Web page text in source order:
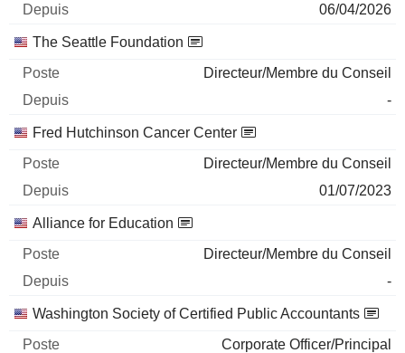
06/04/2026
The Seattle Foundation
Directeur/Membre du Conseil
-
Fred Hutchinson Cancer Center
Directeur/Membre du Conseil
01/07/2023
Alliance for Education
Directeur/Membre du Conseil
-
Washington Society of Certified Public Accountants
Corporate Officer/Principal